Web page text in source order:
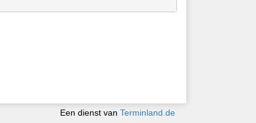
Een dienst van Terminland.de